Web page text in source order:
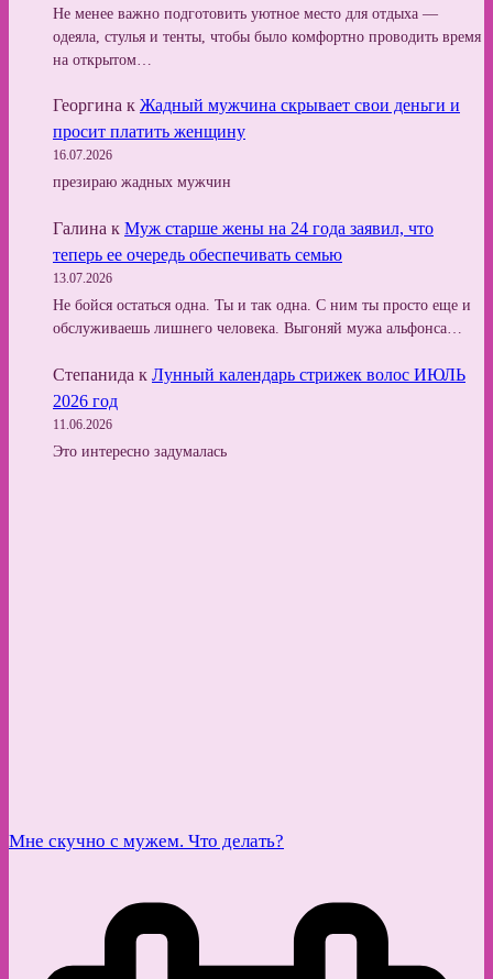
Не менее важно подготовить уютное место для отдыха —
одеяла, стулья и тенты, чтобы было комфортно проводить время
на открытом…
Георгина к Жадный мужчина скрывает свои деньги и
просит платить женщину
16.07.2026
презираю жадных мужчин
Галина к Муж старше жены на 24 года заявил, что
теперь ее очередь обеспечивать семью
13.07.2026
Не бойся остаться одна. Ты и так одна. С ним ты просто еще и
обслуживаешь лишнего человека. Выгоняй мужа альфонса…
Степанида к Лунный календарь стрижек волос ИЮЛЬ
2026 год
11.06.2026
Это интересно задумалась
Мне скучно с мужем. Что делать?